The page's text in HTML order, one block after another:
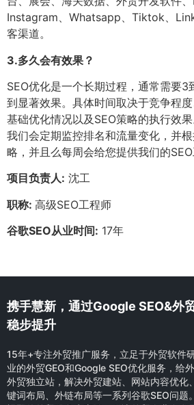
Instagram、Whatsapp、Tiktok、
客渠道。
3.多久会有效果？
SEO优化是一个长期过程，通常需要3
到显著效果。具体时间取决于竞争程
基础优化情况以及SEO策略的执行效果
我们会定期监控排名和流量变化，并
略，并且么每周会给您提供我们的SEO
项目负责人: 沈工
职称: 高级SEO工程师
谷歌SEO从业时间: 17年
携手慧新，通过Google SEO&外
稳步提升
15年+专注外贸推广服务，立足于外贸软件
业的外贸GEO和Google SEO优化服务，给
外贸独立站，解决外贸建站、网站内容优化
键词布局、外链布局等一系列谷歌SEO问题